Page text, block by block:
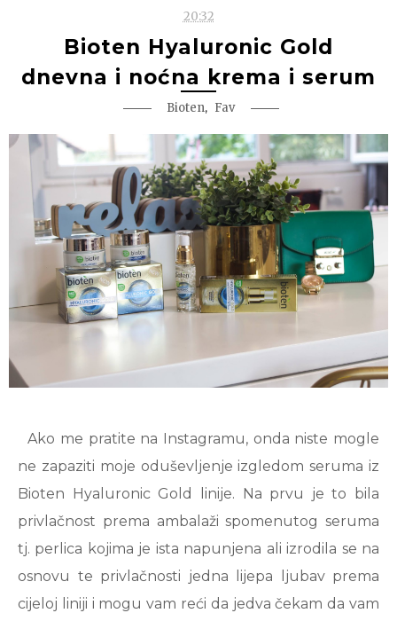
20:32
Bioten Hyaluronic Gold
dnevna i noćna krema i serum
Bioten, Fav
Ako me pratite na Instagramu, onda niste mogle
ne zapaziti moje oduševljenje izgledom seruma iz
Bioten Hyaluronic Gold linije. Na prvu je to bila
privlačnost prema ambalaži spomenutog seruma
tj. perlica kojima je ista napunjena ali izrodila se na
osnovu te privlačnosti jedna lijepa ljubav prema
cijeloj liniji i mogu vam reći da jedva čekam da vam